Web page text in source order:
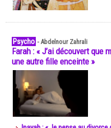
Psycho -Abdelnour Zahrali
Farah : « J’ai découvert que
une autre fille enceinte »